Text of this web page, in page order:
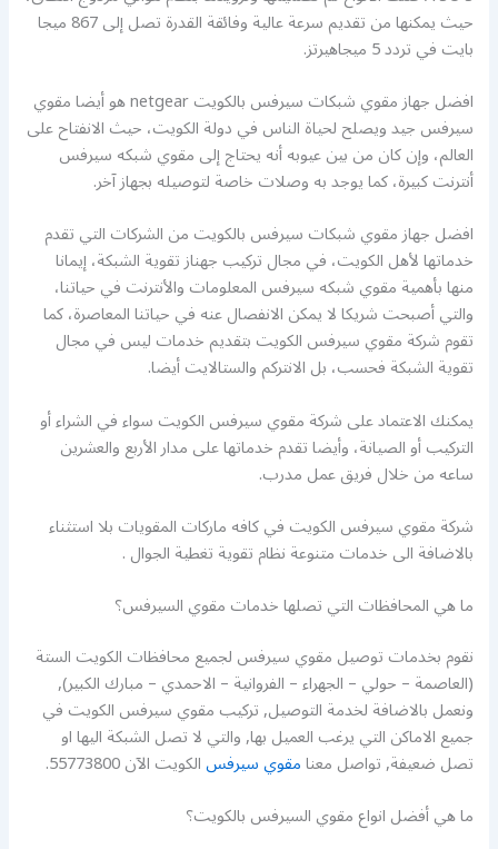
حيث يمكنها من تقديم سرعة عالية وفائقة القدرة تصل إلى 867 ميجا
بايت في تردد 5 ميجاهيرتز.
افضل جهاز مقوي شبكات سيرفس بالكويت netgear هو أيضا مقوي
سيرفس جيد ويصلح لحياة الناس في دولة الكويت، حيث الانفتاح على
العالم، وإن كان من بين عيوبه أنه يحتاج إلى مقوي شبكه سيرفس
أنترنت كبيرة، كما يوجد به وصلات خاصة لتوصيله بجهاز آخر.
افضل جهاز مقوي شبكات سيرفس بالكويت من الشركات التي تقدم
خدماتها لأهل الكويت، في مجال تركيب جهناز تقوية الشبكة، إيمانا
منها بأهمية مقوي شبكه سيرفس المعلومات والأنترنت في حياتنا،
والتي أصبحت شريكا لا يمكن الانفصال عنه في حياتنا المعاصرة، كما
تقوم شركة مقوي سيرفس الكويت بتقديم خدمات ليس في مجال
تقوية الشبكة فحسب، بل الانتركم والستالايت أيضا.
يمكنك الاعتماد على شركة مقوي سيرفس الكويت سواء في الشراء أو
التركيب أو الصيانة، وأيضا تقدم خدماتها على مدار الأربع والعشرين
ساعه من خلال فريق عمل مدرب.
شركة مقوي سيرفس الكويت في كافه ماركات المقويات بلا استثناء
بالاضافة الى خدمات متنوعة نظام تقوية تغطية الجوال .
ما هي المحافظات التي تصلها خدمات مقوي السيرفس؟
نقوم بخدمات توصيل مقوي سيرفس لجميع محافظات الكويت الستة
(العاصمة – حولي – الجهراء – الفروانية – الاحمدي – مبارك الكبير),
ونعمل بالاضافة لخدمة التوصيل, تركيب مقوي سيرفس الكويت في
جميع الاماكن التي يرغب العميل بها, والتي لا تصل الشبكة اليها او
تصل ضعيفة, تواصل معنامقوي سيرفسالكويت الآن 55773800.
ما هي أفضل انواع مقوي السيرفس بالكويت؟